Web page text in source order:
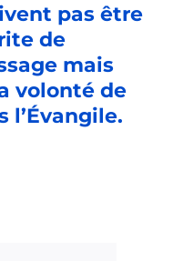
pas être
de
mais
volonté de
l’Évangile.